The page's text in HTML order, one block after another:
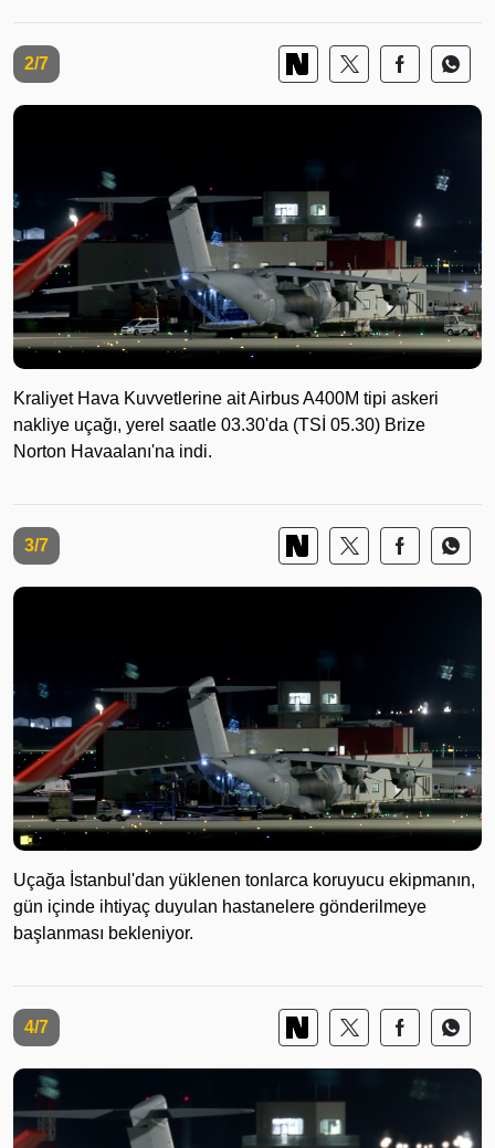
2/7
Kraliyet Hava Kuvvetlerine ait Airbus A400M tipi askeri
nakliye uçağı, yerel saatle 03.30'da (TSİ 05.30) Brize
Norton Havaalanı'na indi.
3/7
Uçağa İstanbul'dan yüklenen tonlarca koruyucu ekipmanın,
gün içinde ihtiyaç duyulan hastanelere gönderilmeye
başlanması bekleniyor.
4/7